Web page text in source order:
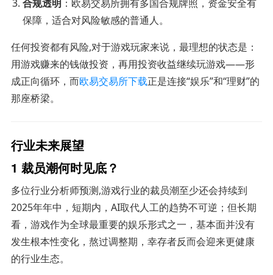
合规透明 ：欧易交易所拥有多国合规牌照，资金安全有
保障，适合对风险敏感的普通人。
任何投资都有风险,对于游戏玩家来说，最理想的状态是：
用游戏赚来的钱做投资，再用投资收益继续玩游戏——形
成正向循环，而欧易交易所下载正是连接“娱乐”和“理财”的
那座桥梁。
行业未来展望
1 裁员潮何时见底？
多位行业分析师预测,游戏行业的裁员潮至少还会持续到
2025年年中，短期内，AI取代人工的趋势不可逆；但长期
看，游戏作为全球最重要的娱乐形式之一，基本面并没有
发生根本性变化，熬过调整期，幸存者反而会迎来更健康
的行业生态。